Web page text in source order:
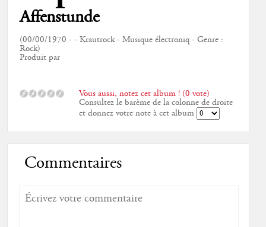
Affenstunde
(00/00/1970 - - Krautrock - Musique électroniq - Genre :
Rock)
Produit par
Vous aussi, notez cet album ! (0 vote)
Consultez le barème de la colonne de droite
et donnez votre note à cet album
Commentaires